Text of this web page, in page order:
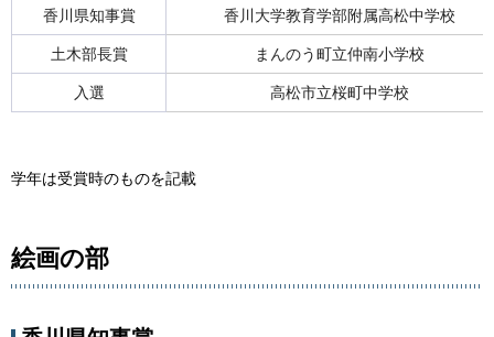
香川県知事賞 香川大学教育学部附属高松中学校
土木部長賞 まんのう町立仲南小学校
入選 高松市立桜町中学校
学年は受賞時のものを記載
絵画の部